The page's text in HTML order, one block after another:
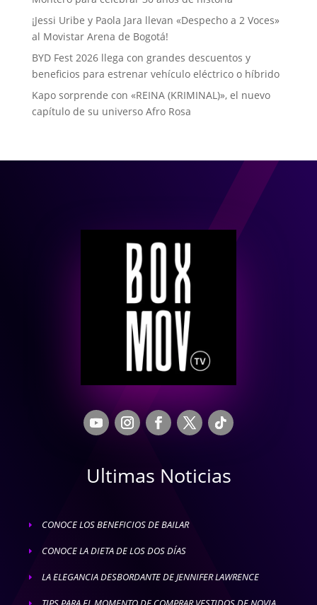
¡Jessi Uribe y Paola Jara llevan «Despecho a 2 Voces»
al Movistar Arena de Bogotá!
BYD Fest 2026 llega con grandes descuentos y
beneficios para estrenar vehículo eléctrico o híbrido
Kapo sorprende con «REINA (KRIMINAL)», el nuevo
capítulo de su universo Afro Rosa
Ultimas Noticias
E CONOCE LOS BENEFICIOS DE BAILAR
E CONOCE LA DIETA DE LOS DOS DÍAS
E LA ELEGANCIA DESBORDANTE DE JENNIFER LAWRENCE